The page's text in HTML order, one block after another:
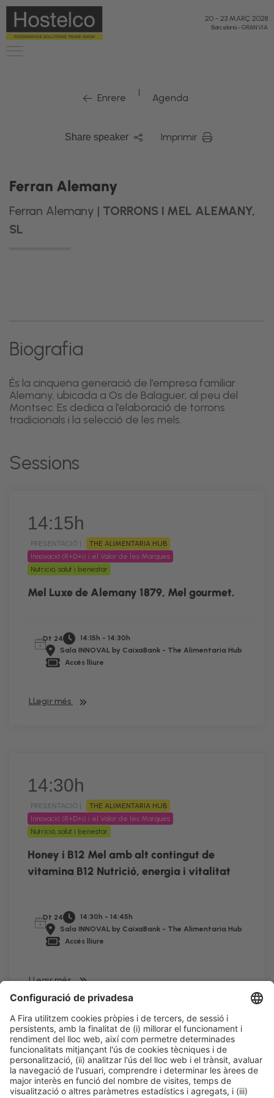
20 - 23 MARÇ 2028
Barcelona-GRAN VIA
Enrere | Agenda
Share speaker Imprimir
Ferran Alemany
Ferran Alemany | TORRONS I MEL ALEMANY,
SL
Biografia
És la cinquena generació de l’empresa familiar
Alemany, ubicada a Os de Balaguer, al peu del
Montsec. Es dedica a l’elaboració de torrons
tradicionals i la selecció de les mels.
Sessions
14:15h
PRESENTACIÓ |
THE ALIMENTARIA HUB
Innovació (R+D+i) i el Valor de les Marques
Nutrició, salut i benestar
Mel Luxe de Alemany 1879, Mel gourmet.
Dt 24
14:15h - 14:30h
Sala INNOVAL by CaixaBank - The Alimentaria Hub
Accés lliure
LLegir més
14:30h
PRESENTACIÓ |
THE ALIMENTARIA HUB
Innovació (R+D+i) i el Valor de les Marques
Nutrició, salut i benestar
Honey i B12 Mel amb alt contingut de
vitamina B12 Nutrició, energia i vitalitat
Dt 24
14:30h - 14:45h
Sala INNOVAL by CaixaBank - The Alimentaria Hub
Accés lliure
LLegir més